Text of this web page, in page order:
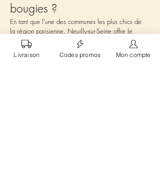
bougies ?
En tant que l'une des communes les plus chics de
la région parisienne, Neuilly-sur-Seine offre le
cadre idéal pour nos
bougies personnalisées . Les
habitants de cette ville apprécient le raffinement et
le design élégant dans tous les aspects de leur vie,
Livraison Codes promos Mon compte